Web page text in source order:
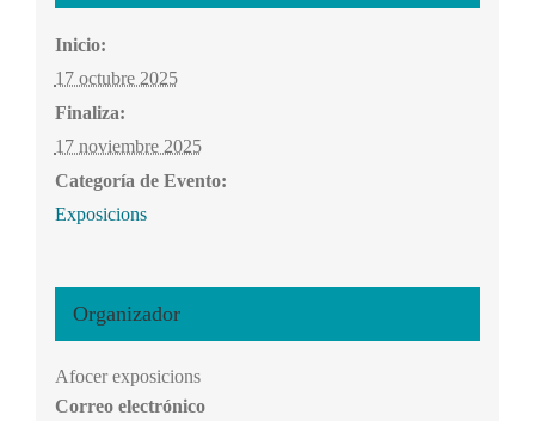
Inicio:
17 octubre 2025
Finaliza:
17 noviembre 2025
Categoría de Evento:
Exposicions
Organizador
Afocer exposicions
Correo electrónico